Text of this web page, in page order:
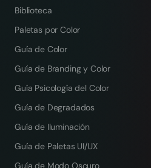
Biblioteca
Paletas por Color
Guía de Color
Guía de Branding y Color
Guía Psicología del Color
Guía de Degradados
Guía de Iluminación
Guía de Paletas UI/UX
Guía de Modo Oscuro